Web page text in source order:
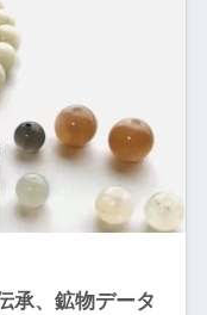
承、鉱物データ